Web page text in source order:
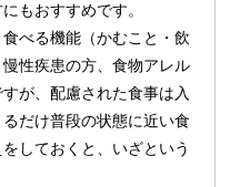
もおすすめです。
べる機能（かむこと・飲
性疾患の方、食物アレル
が、配慮された食事は入
だけ普段の状態に近い食
しておくと、いざという